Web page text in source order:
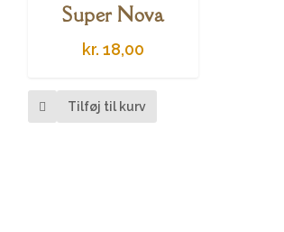
Super Nova
kr. 18,00
Tilføj til kurv